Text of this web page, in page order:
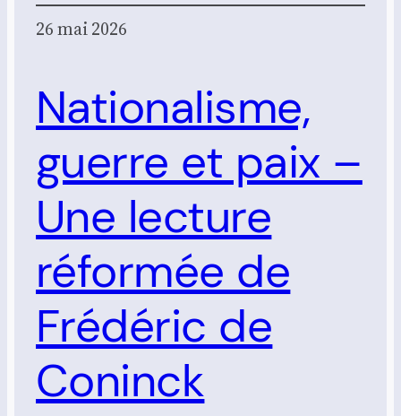
26 mai 2026
Nationalisme,
guerre et paix –
Une lecture
réformée de
Frédéric de
Coninck